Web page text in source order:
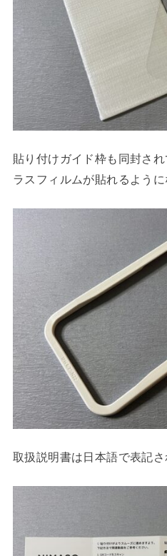
貼り付けガイド枠も同封さ
ラスフィルムが貼れるように
取扱説明書は日本語で表記さ